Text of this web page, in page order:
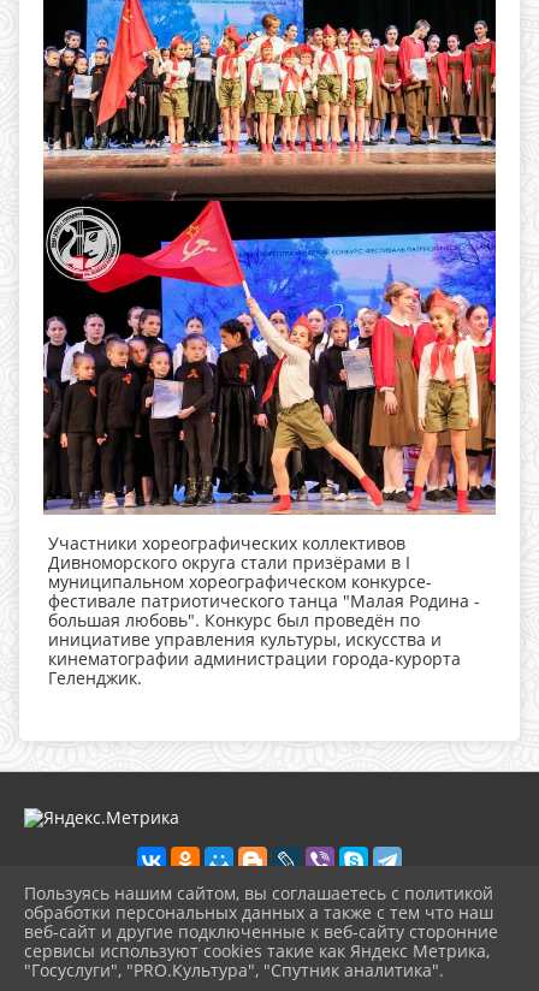
Участники хореографических коллективов
Дивноморского округа стали призёрами в I
муниципальном хореографическом конкурсе-
фестивале патриотического танца "Малая Родина -
большая любовь". Конкурс был проведён по
инициативе управления культуры, искусства и
кинематографии администрации города-курорта
Геленджик.
2026 г. dkdiv.gelendzhik-kult.ru
Вход
Карта сайта
Пользуясь нашим сайтом, вы соглашаетесь с политикой
обработки персональных данных а также с тем что наш
веб-сайт и другие подключенные к веб-сайту сторонние
сервисы используют cookies такие как Яндекс Метрика,
"Госуслуги", "PRO.Культура", "Спутник аналитика".